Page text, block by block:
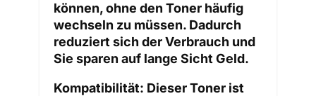
können, ohne den Toner häufig
wechseln zu müssen. Dadurch
reduziert sich der Verbrauch und
Sie sparen auf lange Sicht Geld.
Kompatibilität: Dieser Toner ist